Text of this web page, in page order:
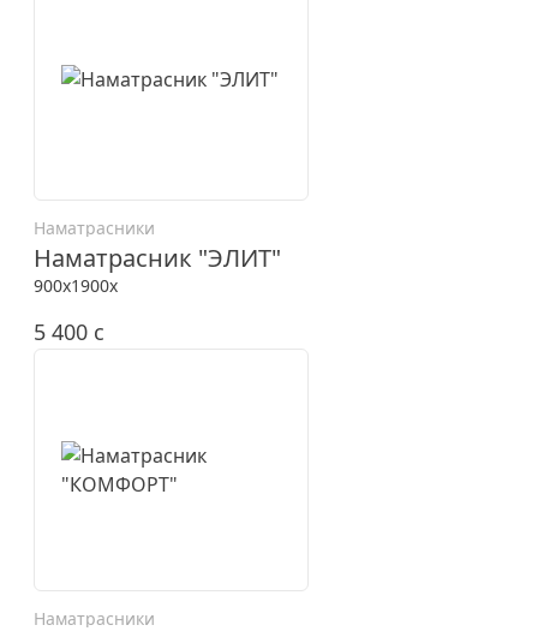
Наматрасники
Наматрасник "ЭЛИТ"
900x1900x
5 400 c
Наматрасники